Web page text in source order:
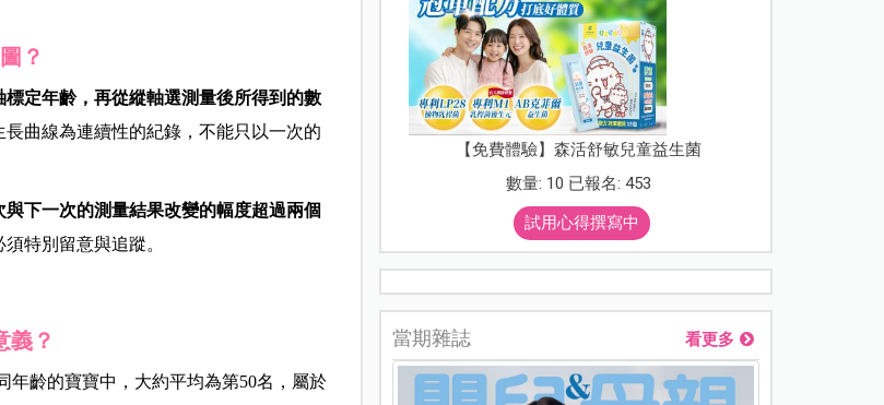
？
標定年齡，再從縱軸選測量後所得到的數
曲線為連續性的紀錄，不能只以一次的
與下一次的測量結果改變的幅度超過兩個
須特別留意與追蹤。
義？
年齡的寶寶中，大約平均為第50名，屬於
【免費體驗】森活舒敏兒童益生菌
數量: 10 已報名: 453
試用心得撰寫中
當期雜誌 看更多